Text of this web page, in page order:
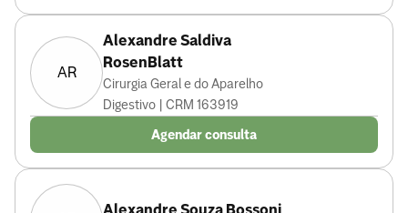
AR
Alexandre Saldiva
RosenBlatt
Cirurgia Geral e do Aparelho
Digestivo | CRM 163919
Agendar consulta
Alexandre Souza Bossoni